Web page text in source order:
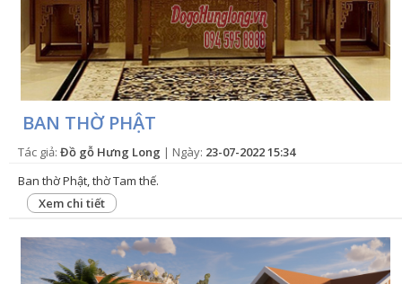
BAN THỜ PHẬT
Tác giả: Đồ gỗ Hưng Long | Ngày: 23-07-2022 15:34
Ban thờ Phật, thờ Tam thế.
Xem chi tiết